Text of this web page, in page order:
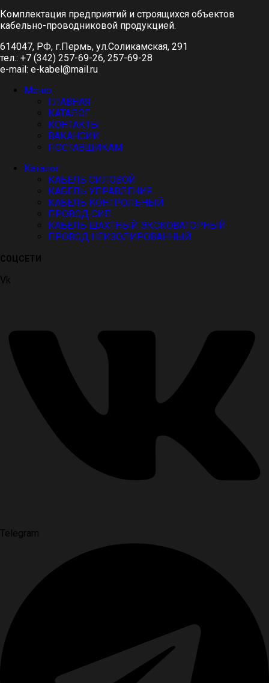
Комплектация предприятий и строящихся объектов
кабельно-проводниковой продукцией.
614047, РФ, г.Пермь, ул.Соликамская, 291
тел.: +7 (342) 257-69-26, 257-69-28
e-mail: e-kabel@mail.ru
Меню
ГЛАВНАЯ
КАТАЛОГ
КОНТАКТЫ
ВАКАНСИИ
ПОСТАВЩИКАМ
Каталог
КАБЕЛЬ СИЛОВОЙ
КАБЕЛЬ УПРАВЛЕНИЯ
КАБЕЛЬ КОНТРОЛЬНЫЙ
ПРОВОД СИП
КАБЕЛЬ ШАХТНЫЙ ЭКСКОВАТОРНЫЙ
ПРОВОД НЕИЗОЛИРОВАННЫЙ
СОЦСЕТИ
Vk
Telegram